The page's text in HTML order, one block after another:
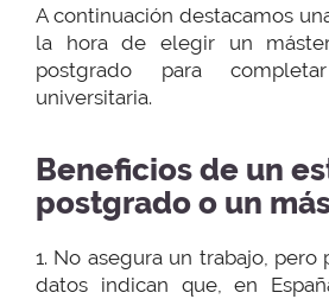
A continuación destacamos
la hora de elegir un
postgrado para
universitaria.
Beneficios de un
postgrado o un
1. No asegura un trabajo, pero
datos indican que, en